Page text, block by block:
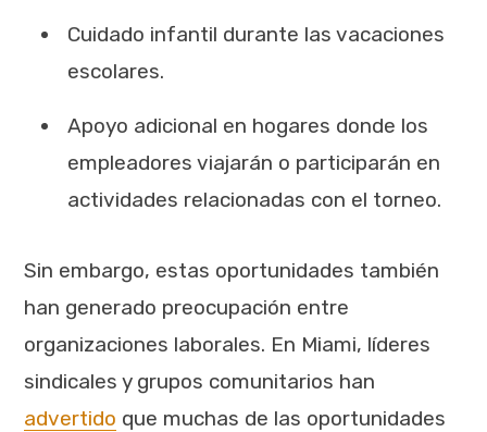
Cuidado infantil durante las vacaciones
escolares.
Apoyo adicional en hogares donde los
empleadores viajarán o participarán en
actividades relacionadas con el torneo.
Sin embargo, estas oportunidades también
han generado preocupación entre
organizaciones laborales. En Miami, líderes
sindicales y grupos comunitarios han
advertido que muchas de las oportunidades